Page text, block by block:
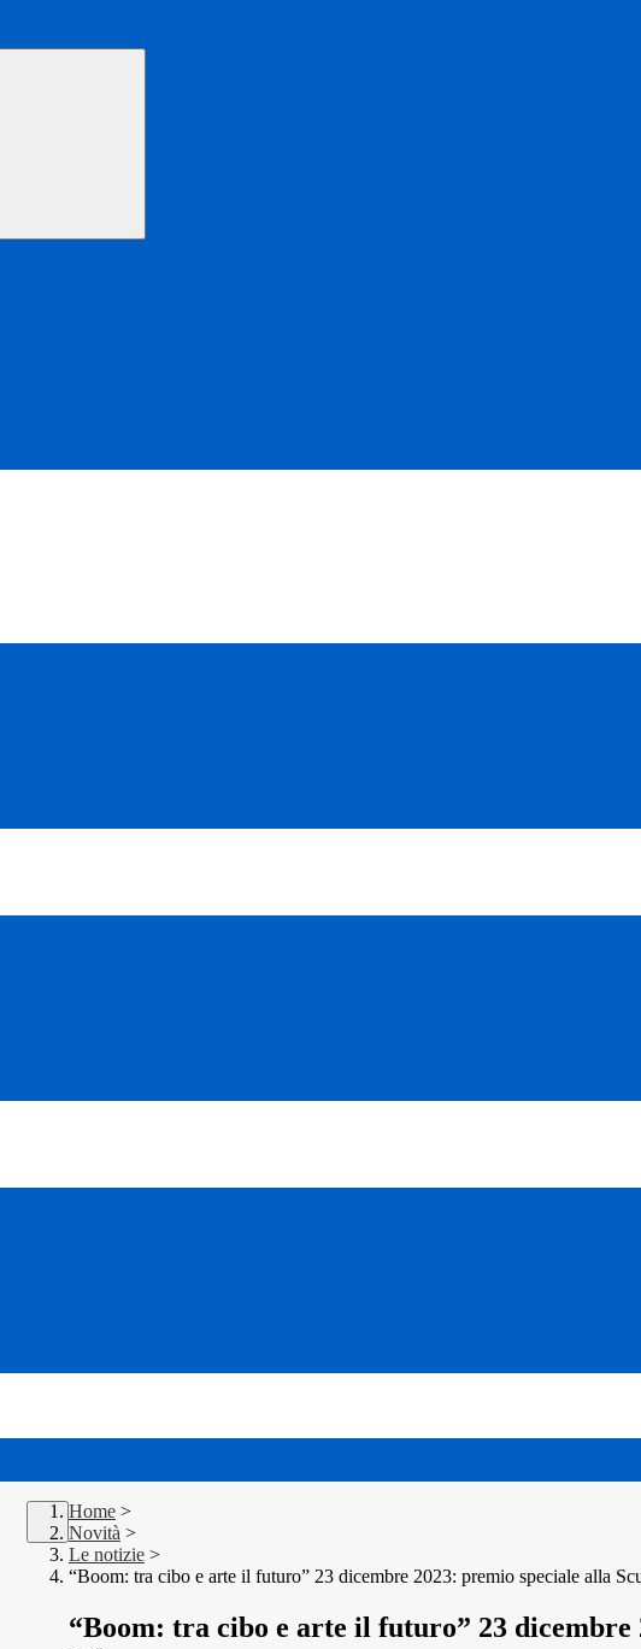
Home >
Novità >
Le notizie >
“Boom: tra cibo e arte il futuro” 23 dicembre 2023: premio speciale alla
“Boom: tra cibo e arte il futuro” 23 dicembre